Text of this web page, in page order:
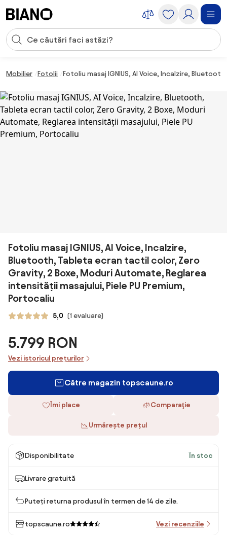
Introducerea căutării
Mobilier Fotolii Fotoliu masaj IGNIUS, AI Voice, Incalzire,
Fotoliu masaj IGNIUS, AI Voice, Incalzire,
Bluetooth, Tableta ecran tactil color, Zero
Gravity, 2 Boxe, Moduri Automate, Reglarea
intensității masajului, Piele PU Premium,
Portocaliu
5,0 (1 evaluare)
5.799 RON
Vezi istoricul prețurilor
Către magazin topscaune.ro
Îmi place Comparaţie
Urmărește prețul
Disponibilitate În stoc
Livrare gratuită
Puteți returna produsul în termen de 14 de zile.
topscaune.ro Vezi recenziile